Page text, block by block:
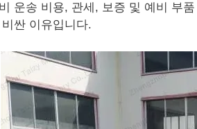
운송 비용, 관세, 보증 및 예비 부
싼 이유입니다.